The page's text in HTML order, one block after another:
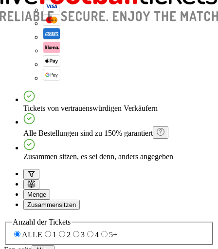
Tickets von vertrauenswürdigen Verkäufern
Alle Bestellungen sind zu 150% garantiert
Zusammen sitzen, es sei denn, anders angegeben
Menge
Zusammensitzen
Anzahl der Tickets
ALLE
1 2 3 4
5+